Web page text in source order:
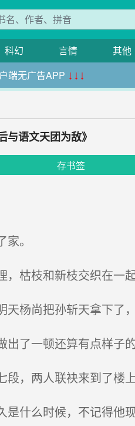
科幻 言情 其他
端无广告APP ↓↓↓
与语文天团为敌》
存书签
。
枯枝和新枝交织在一起
杨尚把孙斩天拿下了
了一顿还算有点样子的
，两人联袂来到了楼上
什么时候，不记得他